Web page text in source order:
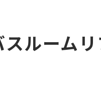
ームのヒント
ルーム